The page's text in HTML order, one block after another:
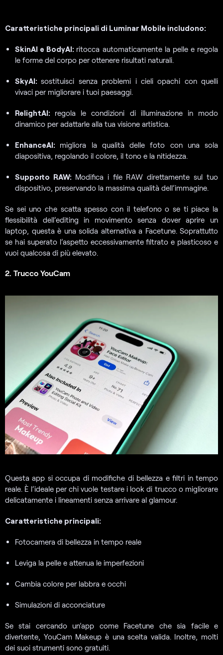
Caratteristiche principali di Luminar Mobile includono:
SkinAI e BodyAI: ritocca automaticamente la pelle e regola
le forme del corpo per ottenere risultati naturali.
SkyAI:sostituisci senza problemi i cieli opachi con quelli
vivaci per migliorare i tuoi paesaggi.
RelightAI: regola le condizioni di illuminazione in modo
dinamico per adattarle alla tua visione artistica.
EnhanceAI: migliora la qualità delle foto con una sola
diapositiva, regolando il colore, il tono e la nitidezza.
Supporto RAW: Modifica i file RAW direttamente sul tuo
dispositivo, preservando la massima qualità dell’immagine.
Se sei uno che scatta spesso con il telefono o se ti piace la
flessibilità dell’editing in movimento senza dover aprire un
laptop, questa è una solida alternativa a Facetune. Soprattutto
se hai superato l’aspetto eccessivamente filtrato e plasticoso e
vuoi qualcosa di più elevato.
2. Trucco YouCam
Questa app si occupa di modifiche di bellezza e filtri in tempo
reale. È l’ideale per chi vuole testare i look di trucco o migliorare
delicatamente i lineamenti senza arrivare al glamour.
Caratteristiche principali:
Fotocamera di bellezza in tempo reale
Leviga la pelle e attenua le imperfezioni
Cambia colore per labbra e occhi
Simulazioni di acconciature
Se stai cercando un’app come Facetune che sia facile e
divertente, YouCam Makeup è una scelta valida. Inoltre, molti
dei suoi strumenti sono gratuiti.